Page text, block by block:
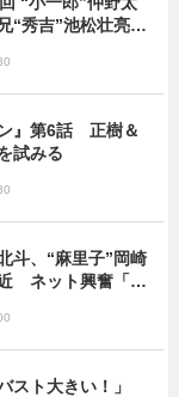
“秀吉”池松壮亮
ン』第6話 正樹＆
試みる
斗、“麻里子”岡崎
ネット興奮「そ
スト大きい！」